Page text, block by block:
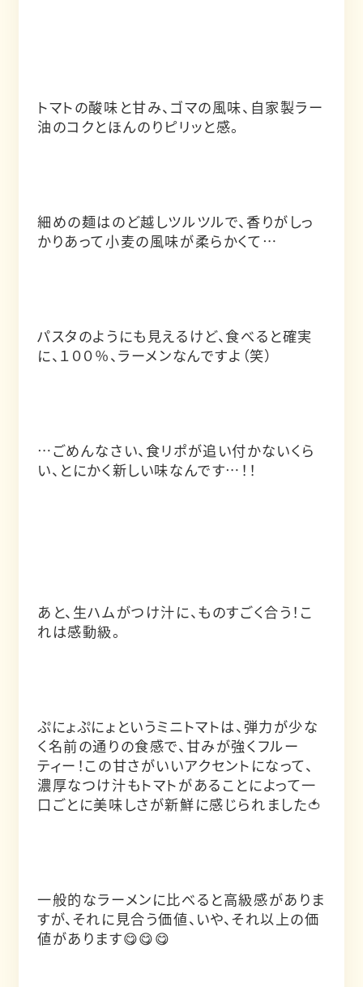
トマトの酸味と甘み、ゴマの風味、自家製ラー
油のコクとほんのりピリッと感。
細めの麺はのど越しツルツルで、香りがしっ
かりあって小麦の風味が柔らかくて…
パスタのようにも見えるけど、食べると確実
に、１００％、ラーメンなんですよ（笑）
…ごめんなさい、食リポが追い付かないくら
い、とにかく新しい味なんです…！！
あと、生ハムがつけ汁に、ものすごく合う！こ
れは感動級。
ぷにょぷにょというミニトマトは、弾力が少な
く名前の通りの食感で、甘みが強くフルー
ティー！この甘さがいいアクセントになって、
濃厚なつけ汁もトマトがあることによって一
口ごとに美味しさが新鮮に感じられました🍅
一般的なラーメンに比べると高級感がありま
すが、それに見合う価値、いや、それ以上の価
値があります😋😋😋